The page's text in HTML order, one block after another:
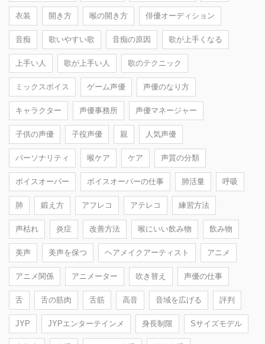
衣装 開き方 喉の開き方 俳優オーディション
音痴 歌いやすい歌 音痴の原因 歌が上手くなる
上手い人 歌が上手い人 歌のテクニック
ミックスボイス ゲーム声優 声優のなり方
キャラクター 声優事務所 声優マネージャー
子供の声優 子役声優 親 人気声優
パーソナリティ 喉ケア ケア 声質の分類
ボイスオーバー ボイスオーバーの仕事 肺活量 呼吸
肺 鍛え方 アフレコ アテレコ 練習方法
声枯れ 炎症 改善方法 喉にいい飲み物 飲み物
美声 美声を保つ ヘアメイクアーティスト アニメ
アニメ関係 アニメーター 吹き替え 声優の仕事
舌 舌の筋肉 舌筋 高音 音域を広げる 評判
JYP JYPエンターテインメ 身長制限 Sサイズモデル